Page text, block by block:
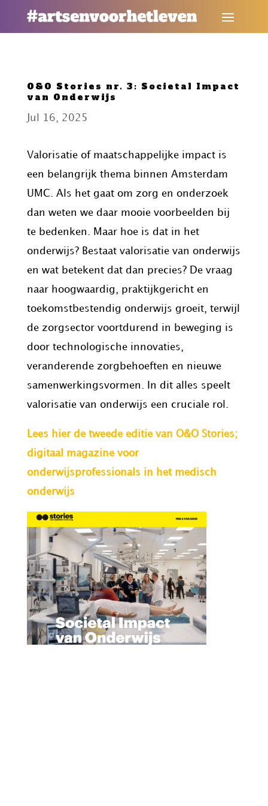
O&O Stories nr. 3: Societal Impact
van Onderwijs
Jul 16, 2025
Valorisatie of maatschappelijke impact is
een belangrijk thema binnen Amsterdam
UMC. Als het gaat om zorg en onderzoek
dan weten we daar mooie voorbeelden bij
te bedenken. Maar hoe is dat in het
onderwijs? Bestaat valorisatie van onderwijs
en wat betekent dat dan precies? De vraag
naar hoogwaardig, praktijkgericht en
toekomstbestendig onderwijs groeit, terwijl
de zorgsector voortdurend in beweging is
door technologische innovaties,
veranderende zorgbehoeften en nieuwe
samenwerkingsvormen. In dit alles speelt
valorisatie van onderwijs een cruciale rol.
Lees hier de tweede editie van O&O Stories;
digitaal magazine voor
onderwijsprofessionals in het medisch
onderwijs